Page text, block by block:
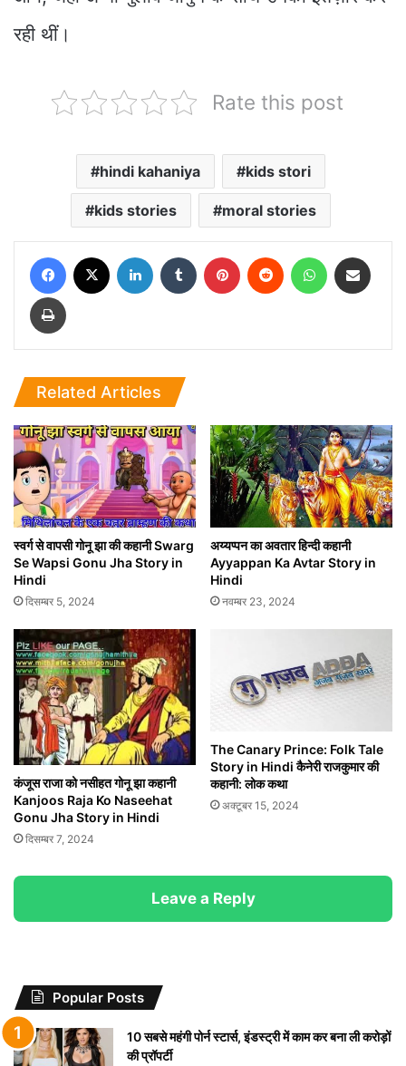
रही थीं।
Rate this post
hindi kahaniya kids stori
kids stories moral stories
Facebook LinkedIn Tumblr Pinterest Reddit WhatsApp
Print
Related Articles
स्वर्ग से वापसी गोनू झा की कहानी Swarg
Se Wapsi Gonu Jha Story in
Hindi
दिसम्बर 5, 2024
अय्यप्पन का अवतार हिन्दी कहानी
Ayyappan Ka Avtar Story in
Hindi
नवम्बर 23, 2024
कंजूस राजा को नसीहत गोनू झा कहानी
Kanjoos Raja Ko Naseehat
Gonu Jha Story in Hindi
दिसम्बर 7, 2024
The Canary Prince: Folk Tale
Story in Hindi कैनेरी राजकुमार की
कहानी: लोक कथा
अक्टूबर 15, 2024
Leave a Reply
Popular Posts
10 सबसे महंगी पोर्न स्टार्स, इंडस्ट्री में काम कर बना ली करोड़ों
की प्रॉपर्टी